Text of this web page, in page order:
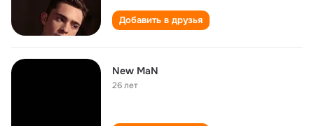
Добавить в друзья
New MaN
26 лет